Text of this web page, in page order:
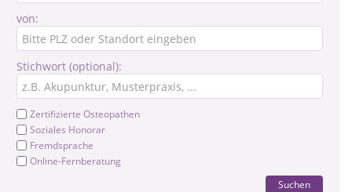
von:
Stichwort (optional):
Zertifizierte Osteopathen
Soziales Honorar
Fremdsprache
Online-Fernberatung
Suchen